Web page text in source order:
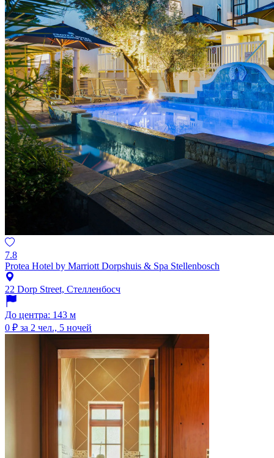
7.8
Protea Hotel by Marriott Dorpshuis & Spa Stellenbosch
22 Dorp Street, Стелленбосч
До центра: 143 м
0 ₽ за 2 чел., 5 ночей